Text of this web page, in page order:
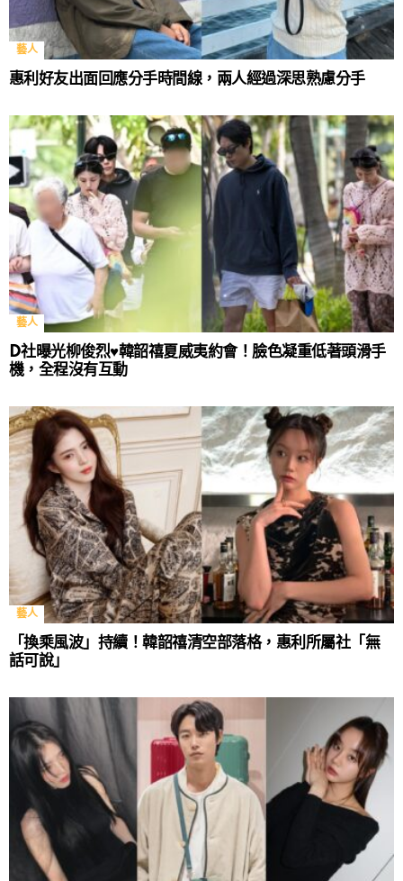
藝人
惠利好友出面回應分手時間線，兩人經過深思熟慮分手
藝人
D社曝光柳俊烈♥韓韶禧夏威夷約會！臉色凝重低著頭滑手
機，全程沒有互動
藝人
「換乘風波」持續！韓韶禧清空部落格，惠利所屬社「無
話可說」